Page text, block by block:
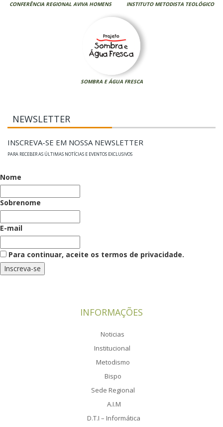
CONFERÊNCIA REGIONAL AVIVA HOMENS INSTITUTO METODISTA TEOLÓGICO
SOMBRA E ÁGUA FRESCA
NEWSLETTER
INSCREVA-SE EM NOSSA NEWSLETTER
PARA RECEBER AS ÚLTIMAS NOTÍCIAS E EVENTOS EXCLUSIVOS
Nome
Sobrenome
E-mail
Para continuar, aceite os termos de privacidade.
INFORMAÇÕES
Noticias
Institucional
Metodismo
Bispo
Sede Regional
A.I.M
D.T.I – Informática